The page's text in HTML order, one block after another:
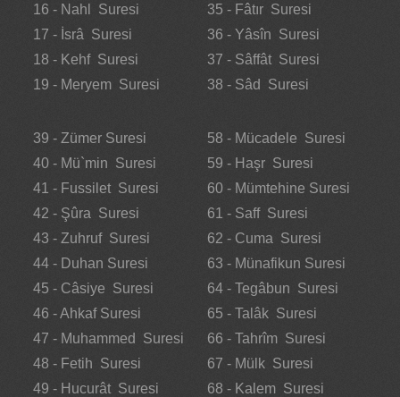
16 - Nahl Suresi
17 - İsrâ Suresi
18 - Kehf Suresi
19 - Meryem Suresi
35 - Fâtır Suresi
36 - Yâsîn Suresi
37 - Sâffât Suresi
38 - Sâd Suresi
39 - Zümer Suresi
40 - Mü`min Suresi
41 - Fussilet Suresi
42 - Şûra Suresi
43 - Zuhruf Suresi
44 - Duhan Suresi
45 - Câsiye Suresi
46 - Ahkaf Suresi
47 - Muhammed Suresi
48 - Fetih Suresi
49 - Hucurât Suresi
58 - Mücadele Suresi
59 - Haşr Suresi
60 - Mümtehine Suresi
61 - Saff Suresi
62 - Cuma Suresi
63 - Münafikun Suresi
64 - Tegâbun Suresi
65 - Talâk Suresi
66 - Tahrîm Suresi
67 - Mülk Suresi
68 - Kalem Suresi